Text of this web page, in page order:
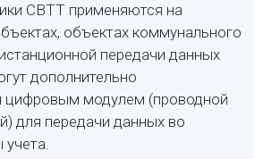
СВТТ применяются на
объектах коммунального
передачи данных
дополнительно
цифровым модулем (проводной
для передачи данных во